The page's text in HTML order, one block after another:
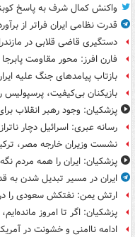
واکنش کمال شرف به پاسخ
قدرت نظامی ایران فراتر از
دستگیری قاضی قلابی در
فارن افرز: محور مقاومت
بازتاب پیامدهای جنگ علیه
بازیکنان بی‌کیفیت، پرسپولیس
پزشکیان: وجود رهبر انقلاب
رسانه عبری: اسرائیل دچار
نشست وزیران خارجه مصر،
پزشکیان: ایران را همه مردم
ایران در مسیر تبدیل شدن به
ارتش یمن: نفتکش سعودی را
پزشکیان: اگر تا امروز
ادامه ناامنی و خشونت در